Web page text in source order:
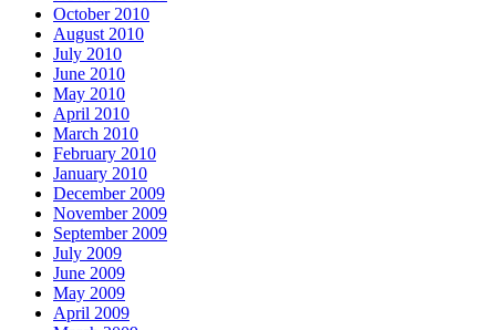
October 2010
August 2010
July 2010
June 2010
May 2010
April 2010
March 2010
February 2010
January 2010
December 2009
November 2009
September 2009
July 2009
June 2009
May 2009
April 2009